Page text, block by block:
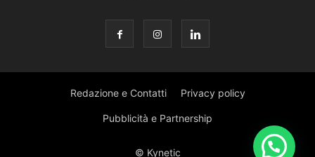
Redazione e Contatti Privacy policy
Pubblicità e Partnership
© Kynetic